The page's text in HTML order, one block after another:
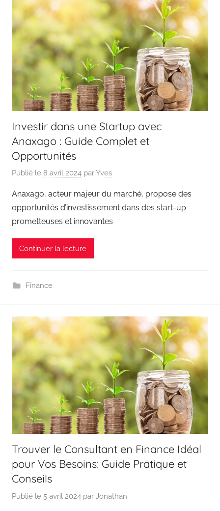
Investir dans une Startup avec
Anaxago : Guide Complet et
Opportunités
Publié le 8 avril 2024 parYves
Anaxago, acteur majeur du marché, propose des
opportunités d’investissement dans des start-up
prometteuses et innovantes
Continuer la lecture
Finance
Trouver le Consultant en Finance Idéal
pour Vos Besoins: Guide Pratique et
Conseils
Publié le 5 avril 2024 par Jonathan